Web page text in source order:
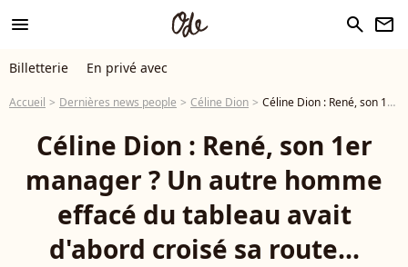
menu search newsletter
Billetterie En privé avec
Accueil Dernières news people Céline Dion Céline Dion : René, son 1er manager ? Un autre homme effacé du tableau avait d'abord croisé sa route...
Céline Dion : René, son 1er
manager ? Un autre homme
effacé du tableau avait
d'abord croisé sa route...